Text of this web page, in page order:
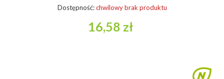
Dostępność: chwilowy brak produktu
16,58 zł